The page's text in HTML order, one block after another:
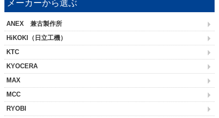
メーカーから選ぶ
ANEX 兼古製作所
HiKOKI（日立工機）
KTC
KYOCERA
MAX
MCC
RYOBI